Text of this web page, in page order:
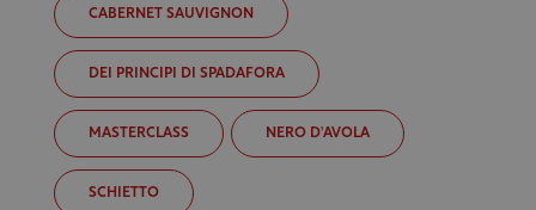
CABERNET SAUVIGNON
DEI PRINCIPI DI SPADAFORA
MASTERCLASS NERO D'AVOLA
SCHIETTO